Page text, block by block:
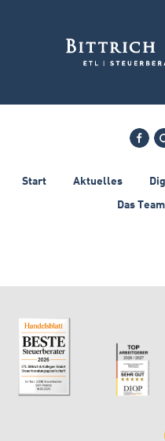
Start Aktuelles
Das Team